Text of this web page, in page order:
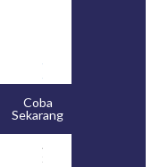
Coba
Sekarang
SMA
Syarat,
Posisi,
dan
Cara
Daftar
August 5,
2026